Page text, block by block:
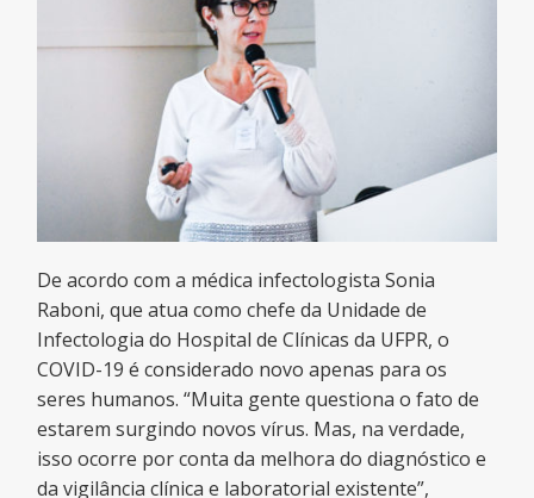
De acordo com a médica infectologista Sonia
Raboni, que atua como chefe da Unidade de
Infectologia do Hospital de Clínicas da UFPR, o
COVID-19 é considerado novo apenas para os
seres humanos. “Muita gente questiona o fato de
estarem surgindo novos vírus. Mas, na verdade,
isso ocorre por conta da melhora do diagnóstico e
da vigilância clínica e laboratorial existente”,